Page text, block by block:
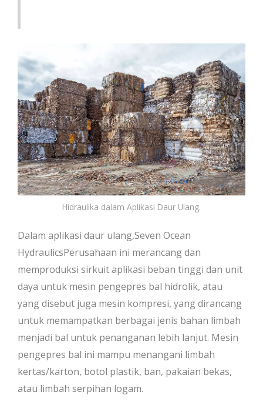
Hidraulika dalam Aplikasi Daur Ulang.
Dalam aplikasi daur ulang,Seven Ocean
HydraulicsPerusahaan ini merancang dan
memproduksi sirkuit aplikasi beban tinggi dan unit
daya untuk mesin pengepres bal hidrolik, atau
yang disebut juga mesin kompresi, yang dirancang
untuk memampatkan berbagai jenis bahan limbah
menjadi bal untuk penanganan lebih lanjut. Mesin
pengepres bal ini mampu menangani limbah
kertas/karton, botol plastik, ban, pakaian bekas,
atau limbah serpihan logam.